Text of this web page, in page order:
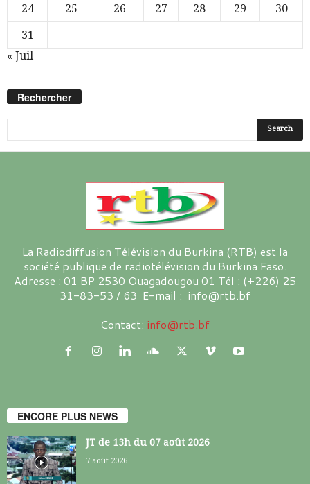
24
25 26 27 28 29
30
31
« Juil
Rechercher
La Radiodiffusion Télévision du Burkina (RTB) est la
société publique de radiotélévision du Burkina Faso.
Adresse : 01 BP 2530 Ouagadougou 01 Tél : (+226) 25
31-83-53 / 63 E-mail : info@rtb.bf
Contact: info@rtb.bf
ENCORE PLUS NEWS
JT de 13h du 07 août 2026
7 août 2026